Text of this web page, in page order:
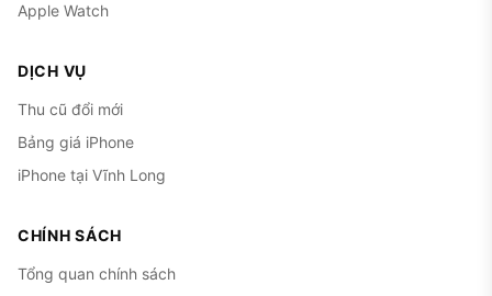
Apple Watch
DỊCH VỤ
Thu cũ đổi mới
Bảng giá iPhone
iPhone tại Vĩnh Long
CHÍNH SÁCH
Tổng quan chính sách